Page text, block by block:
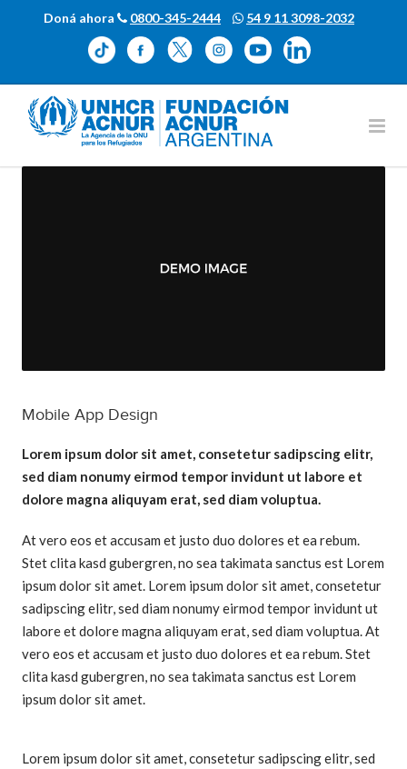
Doná ahora 0800-345-2444 54 9 11 3098-2032
Mobile App Design
Lorem ipsum dolor sit amet, consetetur sadipscing elitr,
sed diam nonumy eirmod tempor invidunt ut labore et
dolore magna aliquyam erat, sed diam voluptua.
At vero eos et accusam et justo duo dolores et ea rebum.
Stet clita kasd gubergren, no sea takimata sanctus est Lorem
ipsum dolor sit amet. Lorem ipsum dolor sit amet, consetetur
sadipscing elitr, sed diam nonumy eirmod tempor invidunt ut
labore et dolore magna aliquyam erat, sed diam voluptua. At
vero eos et accusam et justo duo dolores et ea rebum. Stet
clita kasd gubergren, no sea takimata sanctus est Lorem
ipsum dolor sit amet.
Lorem ipsum dolor sit amet, consetetur sadipscing elitr, sed